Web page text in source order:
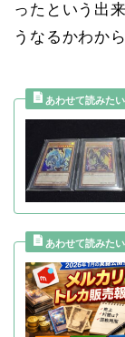
ったという出
うなるかわか